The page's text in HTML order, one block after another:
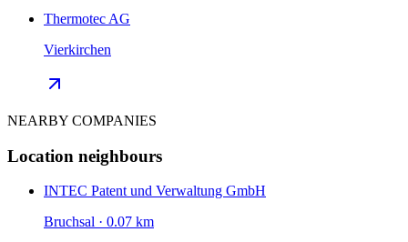
Thermotec AG
Vierkirchen
NEARBY COMPANIES
Location neighbours
INTEC Patent und Verwaltung GmbH
Bruchsal · 0.07 km